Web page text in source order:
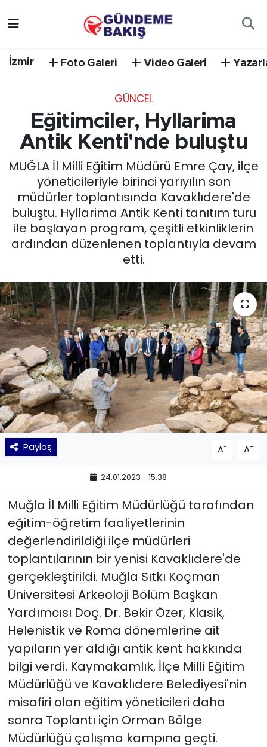
İzmir Foto Galeri Video Galeri
GÜNCEL
Eğitimciler, Hyllarima
Antik Kenti'nde buluştu
MUĞLA İl Milli Eğitim Müdürü Emre Çay, ilçe
yöneticileriyle birinci yarıyılın son
müdürler toplantısında Kavaklıdere'de
buluştu. Hyllarima Antik Kenti tanıtım turu
ile başlayan program, çeşitli etkinliklerin
ardından düzenlenen toplantıyla devam
etti.
Paylaş A- A+
24.01.2023 - 15:38
Muğla İl Milli Eğitim Müdürlüğü tarafından
eğitim-öğretim faaliyetlerinin
değerlendirildiği ilçe müdürleri
toplantılarının bir yenisi Kavaklıdere'de
gerçekleştirildi. Muğla Sıtkı Koçman
Üniversitesi Arkeoloji Bölüm Başkan
Yardımcısı Doç. Dr. Bekir Özer, Klasik,
Helenistik ve Roma dönemlerine ait
yapıların yer aldığı antik kent hakkında
bilgi verdi. Kaymakamlık, İlçe Milli Eğitim
Müdürlüğü ve Kavaklıdere Belediyesi'nin
misafiri olan eğitim yöneticileri daha
sonra Toplantı için Orman Bölge
Müdürlüğü çalışma kampına geçti.
EGE
EĞİTİM
EKONOMİ
English News
KÜLTÜR SANAT
MAGAZİN
POLİTİKA
SAĞLIK
Siyaset
SPOR
TEKNOLOJİ
Yaşam
YEREL POLİTİKA
YEREL YÖNETİMLER
Yurt
Süper Lig Puan Durumu ve Fikstür
Tüm Manşetler
Son Dakika Haberleri
Haber Arşivi